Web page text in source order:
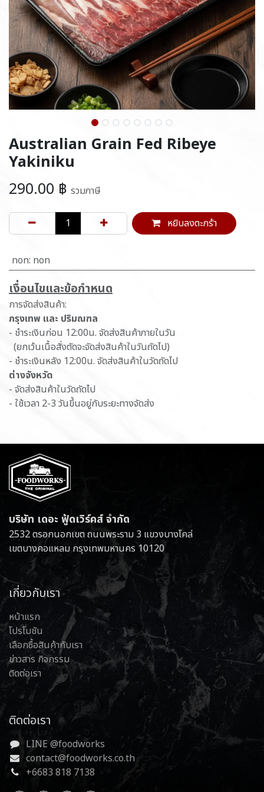
Australian Grain Fed Ribeye
Yakiniku
290.00 ฿ รวมภาษี
หยิบลงตะกร้า
non: non
เ​งื่อนไขและข้อกำหนด
การจัดส่งสินค้า:
กรุงเทพ และ ปริมณฑล
- ชำระเงินก่อน 12:00น. จัดส่งสินค้าภายในวัน
(ยกเว้นเนื้อสั่งตัดจะจัดส่งสินค้าในวันถัดไป)
- ชำระเงินหลัง 12:00น. จัดส่งสินค้าในวัดถัดไป
ต่างจังหวัด
- จัดส่งสินค้าในวัดถัดไป
- ใช้เวลา 2-3 วันขึ้นอยู่กับระยะทางจัดส่ง
บริษัท เดอะ ฟู้ดเวิร์คส์ จำกัด
2532 ตรอกนอกเขต ถนนพระราม 3 แขวงบางโคล่
เขตบางคอแหลม กรุงเทพมหานคร 10120
เกี่ยวกับเรา
หน้าแรก
โปรโมชัน
เลือกซื้อสินค้ากับเรา
ข่าวสาร กิจกรรม
ติดต่อเรา
ติดต่อเรา
LINE @foodworks
contact@foodworks.co.th
+6683 818 7138